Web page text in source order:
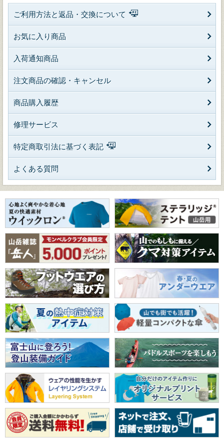
ご利用方法と返品・交換について
お気に入り商品
入荷通知商品
注文商品の確認・キャンセル
商品購入履歴
修理サービス
特定商取引法に基づく表記
よくある質問